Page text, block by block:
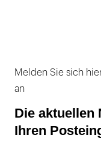
Melden Sie sich
an
Die aktuellen
Ihren